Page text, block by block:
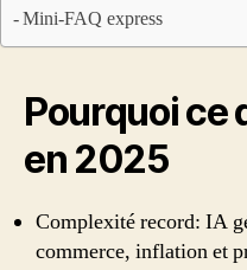
Mini‑FAQ express
Pourquoi ce
en 2025
Complexité record: IA
commerce, inflation et